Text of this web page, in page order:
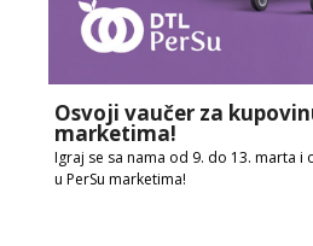
Osvoji vaučer za
marketima!
Igraj se sa nama od 9. do 13. marta i
u PerSu marketima!